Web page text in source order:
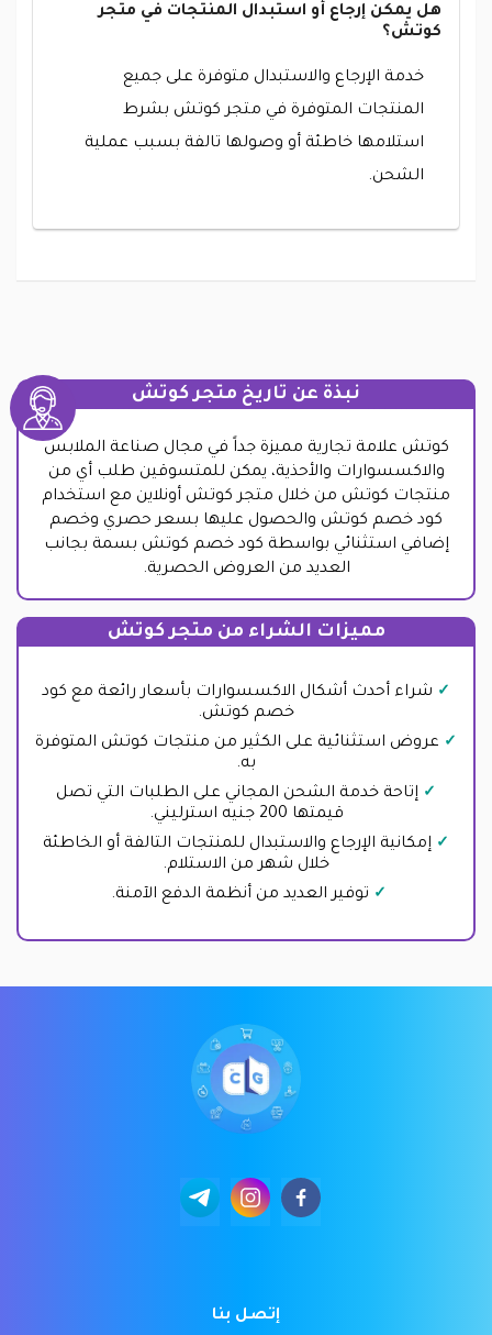
هل يمكن إرجاع أو استبدال المنتجات في متجر
كوتش؟
خدمة الإرجاع والاستبدال متوفرة على جميع
المنتجات المتوفرة في متجر كوتش بشرط
استلامها خاطئة أو وصولها تالفة بسبب عملية
الشحن.
نبذة عن تاريخ متجر كوتش
كوتش علامة تجارية مميزة جداً في مجال صناعة الملابس
والاكسسوارات والأحذية، يمكن للمتسوقين طلب أي من
منتجات كوتش من خلال متجر كوتش أونلاين مع استخدام
كود خصم كوتش والحصول عليها بسعر حصري وخصم
إضافي استثنائي بواسطة كود خصم كوتش بسمة بجانب
العديد من العروض الحصرية.
مميزات الشراء من متجر كوتش
شراء أحدث أشكال الاكسسوارات بأسعار رائعة مع كود
خصم كوتش.
عروض استثنائية على الكثير من منتجات كوتش المتوفرة
به.
إتاحة خدمة الشحن المجاني على الطلبات التي تصل
قيمتها 200 جنيه استرليني.
إمكانية الإرجاع والاستبدال للمنتجات التالفة أو الخاطئة
خلال شهر من الاستلام.
توفير العديد من أنظمة الدفع الآمنة.
إتصل بنا